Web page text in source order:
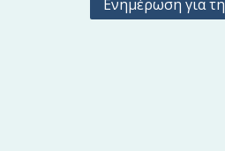
Ενημέρωση για